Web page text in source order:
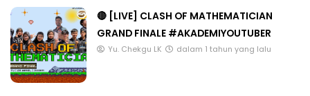
🔴 [LIVE] CLASH OF MATHEMATICIAN
GRAND FINALE #AKADEMIYOUTUBER
Yu. Chekgu LK dalam 1 tahun yang lalu